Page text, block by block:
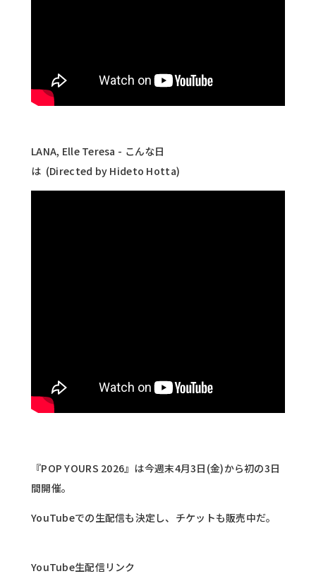
LANA, Elle Teresa - こんな日
は (Directed by Hideto Hotta)
『POP YOURS 2026』は今週末4月3日(金)から初の3日
間開催。
YouTubeでの生配信も決定し、チケットも販売中だ。
YouTube生配信リンク